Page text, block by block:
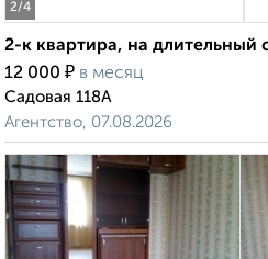
2/4
2-к квартира, на длительный
12 000 ₽ в месяц
Садовая 118А
Агентство, 07.08.2026